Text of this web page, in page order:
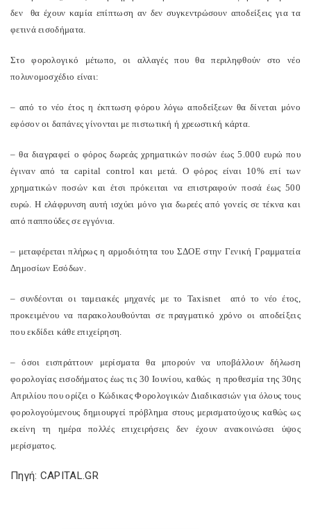
δεν θα έχουν καμία επίπτωση αν δεν συγκεντρώσουν αποδείξεις για τα
φετινά εισοδήματα.
Στο φορολογικό μέτωπο, οι αλλαγές που θα περιληφθούν στο νέο
πολυνομοσχέδιο είναι:
– από το νέο έτος η έκπτωση φόρου λόγω αποδείξεων θα δίνεται μόνο
εφόσον οι δαπάνες γίνονται με πιστωτική ή χρεωστική κάρτα.
– θα διαγραφεί ο φόρος δωρεάς χρηματικών ποσών έως 5.000 ευρώ που
έγιναν από τα capital control και μετά. Ο φόρος είναι 10% επί των
χρηματικών ποσών και έτσι πρόκειται να επιστραφούν ποσά έως 500
ευρώ. Η ελάφρυνση αυτή ισχύει μόνο για δωρεές από γονείς σε τέκνα και
από παππούδες σε εγγόνια.
– μεταφέρεται πλήρως η αρμοδιότητα του ΣΔΟΕ στην Γενική Γραμματεία
Δημοσίων Εσόδων.
– συνδέονται οι ταμειακές μηχανές με το Taxisnet από το νέο έτος,
προκειμένου να παρακολουθούνται σε πραγματικό χρόνο οι αποδείξεις
που εκδίδει κάθε επιχείρηση.
– όσοι εισπράττουν μερίσματα θα μπορούν να υποβάλλουν δήλωση
φορολογίας εισοδήματος έως τις 30 Ιουνίου, καθώς η προθεσμία της 30ης
Απριλίου που ορίζει ο Κώδικας Φορολογικών Διαδικασιών για όλους τους
φορολογούμενους δημιουργεί πρόβλημα στους μερισματούχους καθώς ως
εκείνη τη ημέρα πολλές επιχειρήσεις δεν έχουν ανακοινώσει ύψος
μερίσματος.
Πηγή: CAPITAL.GR